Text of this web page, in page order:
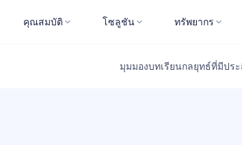
คุณสมบัติ โซลูชัน ทรัพยากร
มุมมองบทเรียนกลยุทธ์ที่มีปร